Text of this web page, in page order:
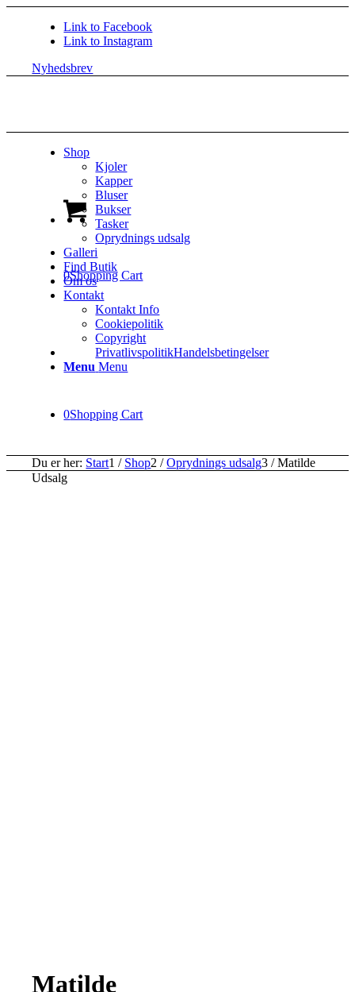
Link to Facebook
Link to Instagram
Nyhedsbrev
0Shopping Cart
Shop
Kjoler
Kapper
Bluser
Bukser
Tasker
Oprydnings udsalg
Galleri
Find Butik
Om os
Kontakt
Kontakt Info
Cookiepolitik
Copyright
Handelsbetingelser
Privatlivspolitik
Menu Menu
0Shopping Cart
Du er her: Start1 / Shop2 / Oprydnings udsalg3 / Matilde
Udsalg
Matilde